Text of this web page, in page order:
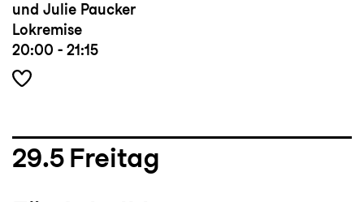
und Julie Paucker
Lokremise
20:00 - 21:15
29.5 Freitag